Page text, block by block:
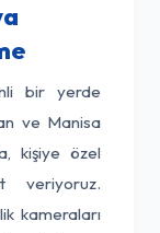
bir yerde
ve Manisa
kişiye özel
veriyoruz.
kameraları